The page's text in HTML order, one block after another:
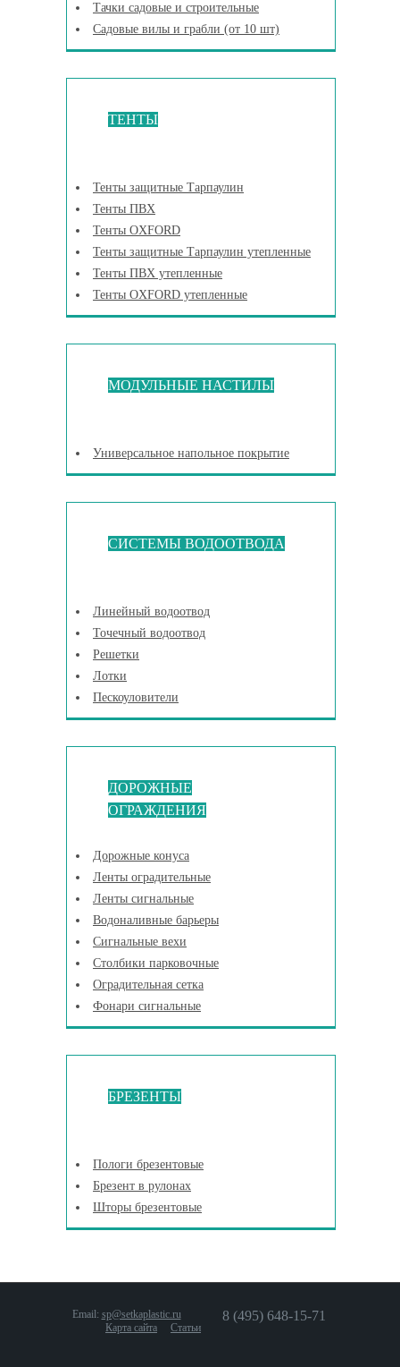
Тачки садовые и строительные
Садовые вилы и грабли (от 10 шт)
ТЕНТЫ
Тенты защитные Тарпаулин
Тенты ПВХ
Тенты OXFORD
Тенты защитные Тарпаулин утепленные
Тенты ПВХ утепленные
Тенты OXFORD утепленные
МОДУЛЬНЫЕ НАСТИЛЫ
Универсальное напольное покрытие
СИСТЕМЫ ВОДООТВОДА
Линейный водоотвод
Точечный водоотвод
Решетки
Лотки
Пескоуловители
ДОРОЖНЫЕ
ОГРАЖДЕНИЯ
Дорожные конуса
Ленты оградительные
Ленты сигнальные
Водоналивные барьеры
Сигнальные вехи
Столбики парковочные
Оградительная сетка
Фонари сигнальные
БРЕЗЕНТЫ
Пологи брезентовые
Брезент в рулонах
Шторы брезентовые
8 (495) 648-15-71
Email: sp@setkaplastic.ru
Карта сайта
Статьи